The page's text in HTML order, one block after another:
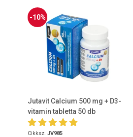
-10%
Jutavit Calcium 500 mg + D3-
vitamin tabletta 50 db
Cikksz. JV985